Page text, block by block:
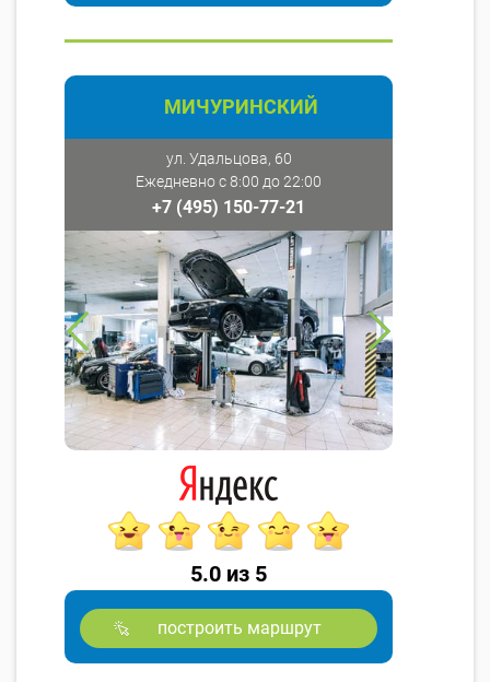
МИЧУРИНСКИЙ
ул. Удальцова, 60
Ежедневно с 8:00 до 22:00
+7 (495) 150-77-21
5.0 из 5
построить маршрут